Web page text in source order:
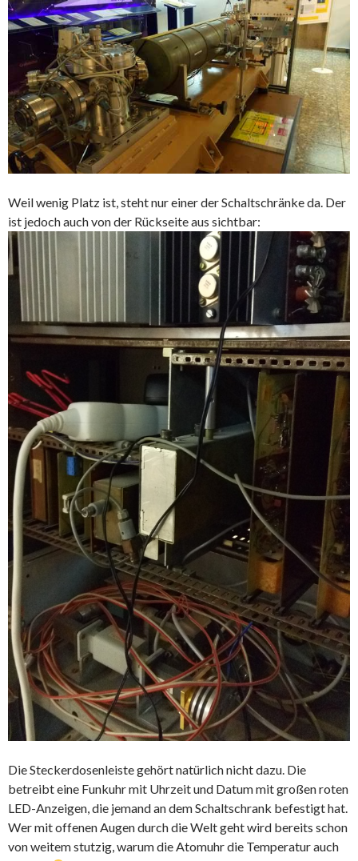
Weil wenig Platz ist, steht nur einer der Schaltschränke da. Der
ist jedoch auch von der Rückseite aus sichtbar:
Die Steckerdosenleiste gehört natürlich nicht dazu. Die
betreibt eine Funkuhr mit Uhrzeit und Datum mit großen roten
LED-Anzeigen, die jemand an dem Schaltschrank befestigt hat.
Wer mit offenen Augen durch die Welt geht wird bereits schon
von weitem stutzig, warum die Atomuhr die Temperatur auch